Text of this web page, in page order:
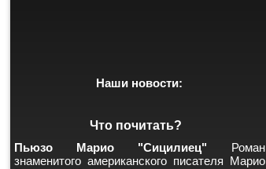
Наши новости:
Что почитать?
Пьюзо Марио "Сицилиец" Роман
знаменитого американского писателя Марио